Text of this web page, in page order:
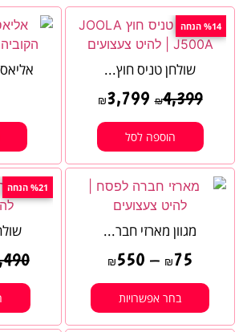
%14 הנחה
שולחן טניס חוץ...
₪4,399
₪3,799
הוספה לסל
מגוון מארזי חבר...
₪ 75
–
₪ 550
בחר אפשרויות
%21 הנחה